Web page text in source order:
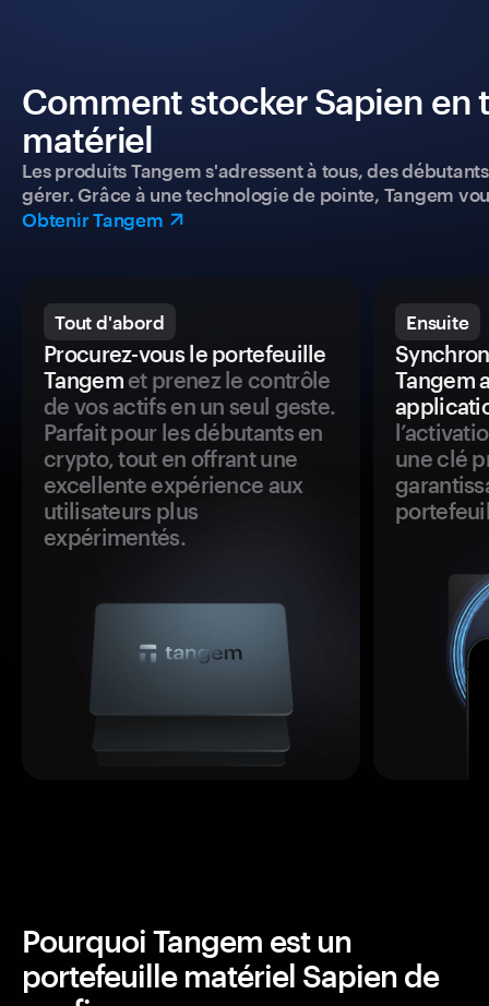
Comment stocker Sapien
matériel
Les produits Tangem s'adressent à tous, des
gérer. Grâce à une technologie de pointe, Tangem
Obtenir Tangem
Tout d'abord
Procurez-vous le portefeuille
Tangemet prenez le contrôle
de vos actifs en un seul geste.
Parfait pour les débutants en
crypto, tout en offrant une
excellente expérience aux
utilisateurs plus
expérimentés.
Ensuite
Tangem
une clé
Pourquoi Tangem est un
portefeuille matériel Sapien de